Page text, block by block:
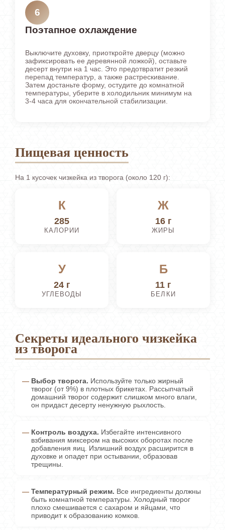
6
Поэтапное охлаждение
Выключите духовку, приоткройте дверцу (можно
зафиксировать ее деревянной ложкой), оставьте
десерт внутри на 1 час. Это предотвратит резкий
перепад температур, а также растрескивание.
Затем достаньте форму, остудите до комнатной
температуры, уберите в холодильник минимум на
3-4 часа для окончательной стабилизации.
Пищевая ценность
На 1 кусочек чизкейка из творога (около 120 г):
К
285
КАЛОРИИ
Ж
16 г
ЖИРЫ
У
24 г
УГЛЕВОДЫ
Б
11 г
БЕЛКИ
Секреты идеального чизкейка
из творога
Выбор творога. Используйте только жирный
творог (от 9%) в плотных брикетах. Рассыпчатый
домашний творог содержит слишком много влаги,
он придаст десерту ненужную рыхлость.
Контроль воздуха. Избегайте интенсивного
взбивания миксером на высоких оборотах после
добавления яиц. Излишний воздух расширится в
духовке и опадет при остывании, образовав
трещины.
Температурный режим. Все ингредиенты должны
быть комнатной температуры. Холодный творог
плохо смешивается с сахаром и яйцами, что
приводит к образованию комков.